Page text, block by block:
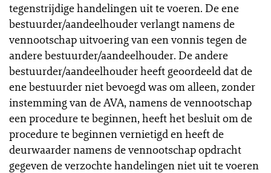
tegenstrijdige handelingen uit te voeren. De ene
bestuurder/aandeelhouder verlangt namens de
vennootschap uitvoering van een vonnis tegen de
andere bestuurder/aandeelhouder. De andere
bestuurder/aandeelhouder heeft geoordeeld dat de
ene bestuurder niet bevoegd was om alleen, zonder
instemming van de AVA, namens de vennootschap
een procedure te beginnen, heeft het besluit om de
procedure te beginnen vernietigd en heeft de
deurwaarder namens de vennootschap opdracht
gegeven de verzochte handelingen niet uit te voeren